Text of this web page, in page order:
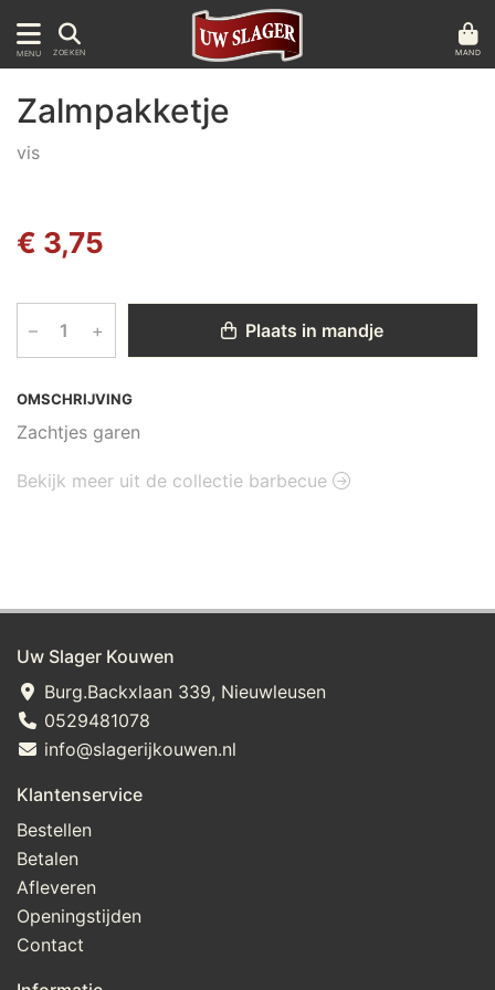
MENU ZOEKEN MAND
OMSCHRIJVING
Zachtjes garen
Zalmpakketje
vis
€ 3,75
– + Plaats in mandje
Bekijk meer uit de collectie barbecue
Uw Slager Kouwen
Burg.Backxlaan 339, Nieuwleusen
0529481078
info@slagerijkouwen.nl
Klantenservice
Bestellen
Betalen
Afleveren
Openingstijden
Contact